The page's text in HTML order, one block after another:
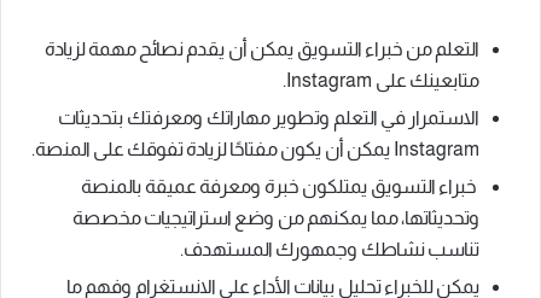
التعلم من خبراء التسويق يمكن أن يقدم نصائح مهمة لزيادة
متابعينك على Instagram.
الاستمرار في التعلم وتطوير مهاراتك ومعرفتك بتحديثات
Instagram يمكن أن يكون مفتاحًا لزيادة تفوقك على المنصة.
خبراء التسويق يمتلكون خبرة ومعرفة عميقة بالمنصة
وتحديثاتها، مما يمكنهم من وضع استراتيجيات مخصصة
تناسب نشاطك وجمهورك المستهدف.
يمكن للخبراء تحليل بيانات الأداء على الانستغرام وفهم ما